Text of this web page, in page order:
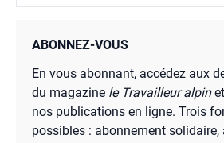
ABONNEZ-VOUS
En vous abonnant, accédez aux
du magazine le Travailleur alpin
nos publications en ligne. Trois
possibles : abonnement solidaire,